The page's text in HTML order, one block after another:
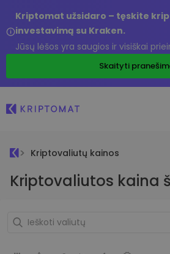
Kriptomat užsidaro – tęskite
investavimą su Kraken.
Jūsų lėšos yra saugios ir visiškai
Skaityti
Kriptovaliutų kainos
Kriptovaliutos kaina